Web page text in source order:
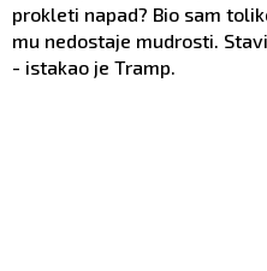
prokleti napad? Bio sam
mu nedostaje mudrosti.
- istakao je Tramp.